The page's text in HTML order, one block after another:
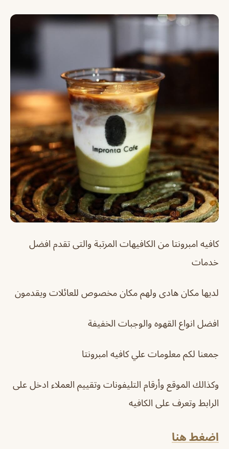
كافيه امبرونتا من الكافيهات المرتبة والتى تقدم افضل
خدمات
لديها مكان هادى ولهم مكان مخصوص للعائلات ويقدمون
افضل انواع القهوه والوجبات الخفيفة
جمعنا لكم معلومات علي كافيه امبرونتا
وكذالك الموقع وأرقام التليفونات وتقييم العملاء ادخل على
الرابط وتعرف على الكافيه
اضغط هنا